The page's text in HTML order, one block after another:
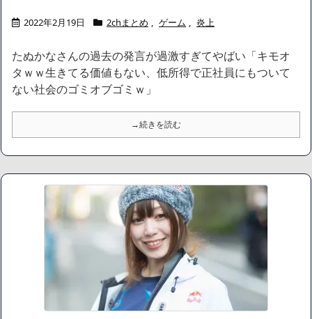
なきゃいけないんだ...
NEW!
ジャンポケ斉藤「同意があったんです。本当です。信じて下さ
【動画】昔のドラマのレ●プシーン、リアルすぎて今見ると完全
にアウトNEW!
【画像】身長155cm・体重36kg・ウエスト51cmのスレンダー美
少女がAVデビュ－ｗwwww
【画像】彼女「ねー、今日のデートこれで行っていー？」ﾊﾟｼｬ
広末涼子さん、正気に戻ってしまい絶望する・・・「アカン、キ
ャリアがすべて終わった」
【配信者】「金バエ」のSNS更新が1週間途絶え、様々な憶測が
なっており、本人ではないとの憶測が広がる
かつてはSONYのパソコンだった「VAIO」家電量販店のノジマに
買収されてしまう
ハードオフに売っていた4万4000円のフィギュアがヤバすぎるｗ
ｗｗｗｗｗ「こんな高いの？ｗｗ」「逆に超安い」
【閲覧注意】俺が近くにいると機械が壊れるんだけどさ
私は6年間「子無し既婚女性」で人から様々なことを言われてき
たけど子無しの原因は親の教えのせいかもしれません
Powered by livedoor 相互RSS
2022年2月19日 2chまとめ , ゲーム , 炎上
たぬかなさんの過去の発言が過激すぎてやばい「キモオ
タｗｗ生きてる価値もない、低所得で正社員にもついて
ない社会のゴミオブゴミｗ」
→続きを読む